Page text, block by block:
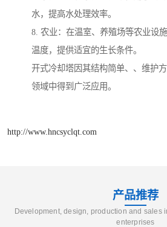
水，提高水处理效率。
8. 农业：在温室、养殖场等农业设
温度，提供适宜的生长条件。
开式冷却塔因其结构简单、、维护
领域中得到广泛应用。
http://www.hncsyclqt.com
产品推荐
Development, design, production and sales
enterprises